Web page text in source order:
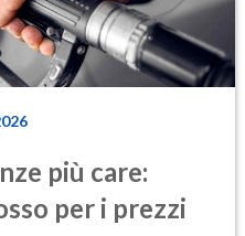
più care:
per i prezzi